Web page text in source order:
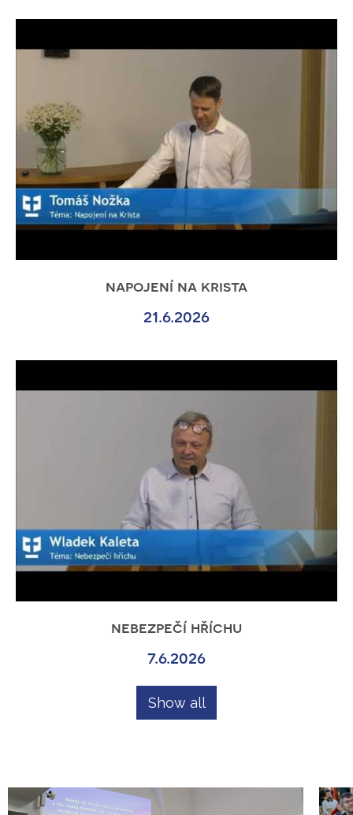
napojení na krista
21.6.2026
nebezpečí hříchu
7.6.2026
Show all